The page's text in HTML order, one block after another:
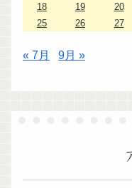
18
19 20
25
26 27
« 7月 9月 »